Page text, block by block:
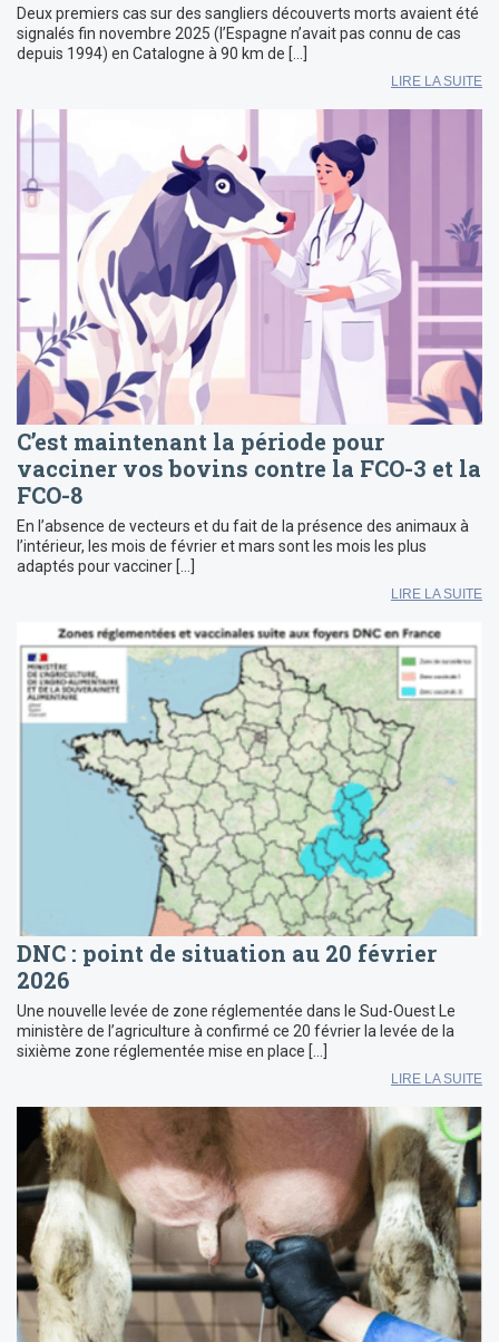
Deux premiers cas sur des sangliers découverts morts avaient été
signalés fin novembre 2025 (l’Espagne n’avait pas connu de cas
depuis 1994) en Catalogne à 90 km de […]
LIRE LA SUITE
C’est maintenant la période pour
vacciner vos bovins contre la FCO-3 et la
FCO-8
En l’absence de vecteurs et du fait de la présence des animaux à
l’intérieur, les mois de février et mars sont les mois les plus
adaptés pour vacciner […]
LIRE LA SUITE
DNC : point de situation au 20 février
2026
Une nouvelle levée de zone réglementée dans le Sud-Ouest Le
ministère de l’agriculture à confirmé ce 20 février la levée de la
sixième zone réglementée mise en place […]
LIRE LA SUITE